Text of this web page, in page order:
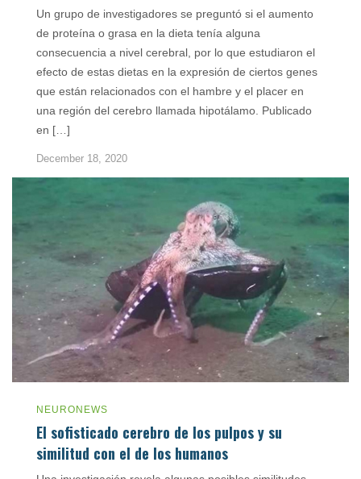
Un grupo de investigadores se preguntó si el aumento
de proteína o grasa en la dieta tenía alguna
consecuencia a nivel cerebral, por lo que estudiaron el
efecto de estas dietas en la expresión de ciertos genes
que están relacionados con el hambre y el placer en
una región del cerebro llamada hipotálamo. Publicado
en […]
December 18, 2020
NEURONEWS
El sofisticado cerebro de los pulpos y su
similitud con el de los humanos